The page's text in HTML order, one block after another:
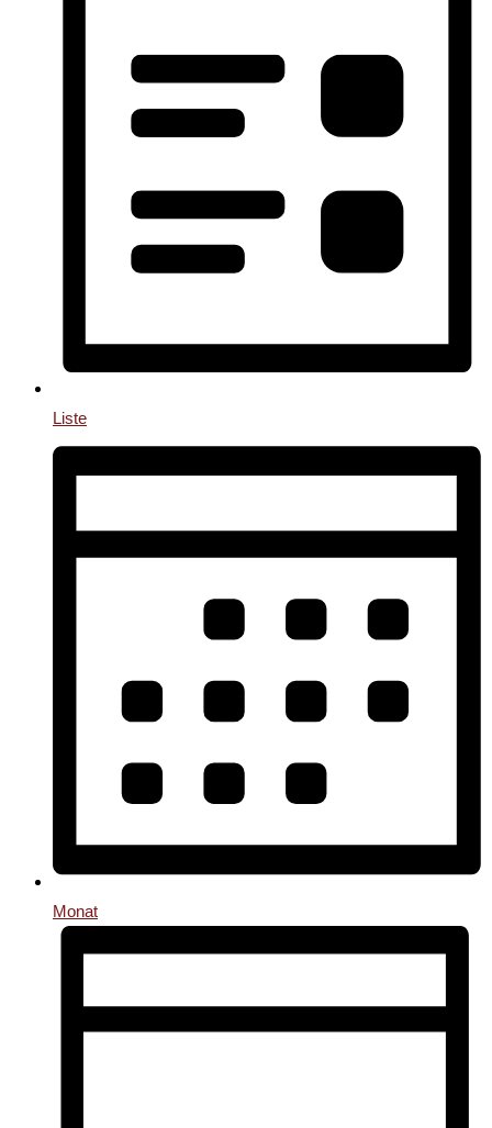
Liste
Monat